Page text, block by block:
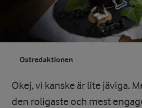
Ostredaktionen
Okej, vi kanske är lite jäviga.
den roligaste och mest